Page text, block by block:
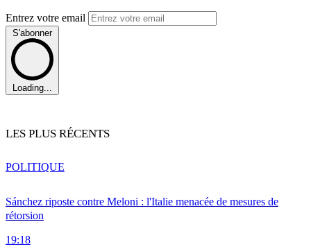
Entrez votre email
S'abonner
Loading...
LES PLUS RÉCENTS
Sánchez riposte contre Meloni : l'Italie menacée de mesures de
rétorsion
19:18
POLITIQUE